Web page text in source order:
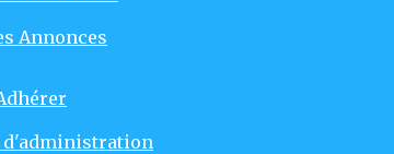
Annonces
d'administration